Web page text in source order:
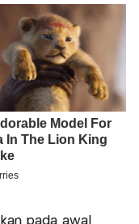
pada awal